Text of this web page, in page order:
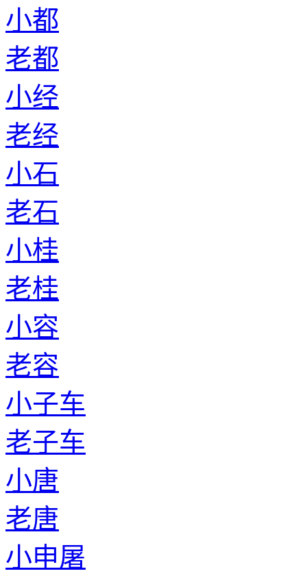
小都
老都
小经
老经
小石
老石
小桂
老桂
小容
老容
小子车
老子车
小唐
老唐
小申屠